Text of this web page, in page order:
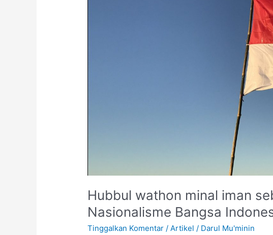
Hubbul wathon minal iman
Nasionalisme Bangsa
Tinggalkan Komentar /Artikel / Darul Mu'minin